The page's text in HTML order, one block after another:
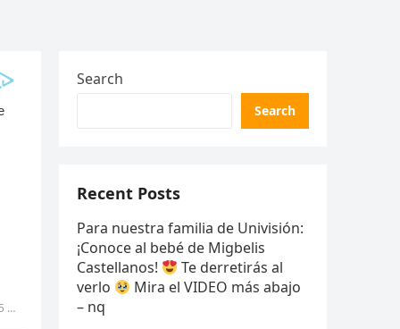
Search
Search
Recent Posts
Para nuestra familia de Univisión:
¡Conoce al bebé de Migbelis
Castellanos!
Te derretirás al
verlo
Mira el VIDEO más abajo
– nq